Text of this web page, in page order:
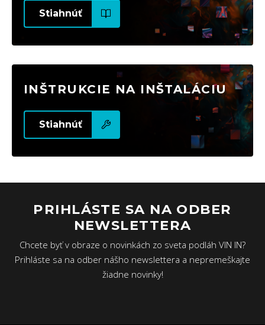
Stiahnúť
INŠTRUKCIE NA INŠTALÁCIU
Stiahnúť
PRIHLÁSTE SA NA ODBER
NEWSLETTERA
Chcete byť v obraze o novinkách zo sveta podláh VIN IN?
Prihláste sa na odber nášho newslettera a nepremeškajte
žiadne novinky!